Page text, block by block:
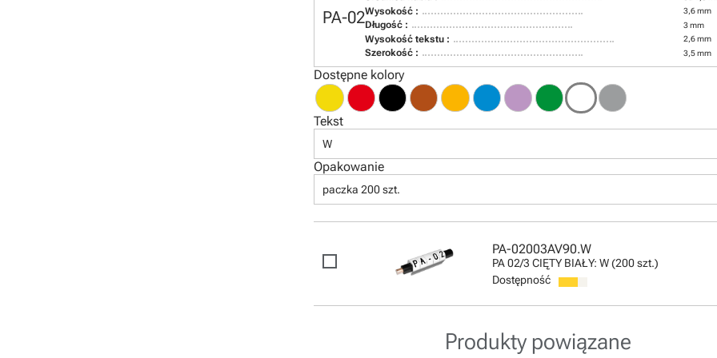
PA-02Wysokość : 3,6 mm
Długość : 3 mm
Wysokość tekstu : 2,6 mm
Szerokość : 3,5 mm
Dostępne kolory
Tekst
W
Opakowanie
paczka 200 szt.
PA-02003AV90.W
PA 02/3 CIĘTY BIAŁY: W (200 szt.)
Dostępność
Produkty powiązane